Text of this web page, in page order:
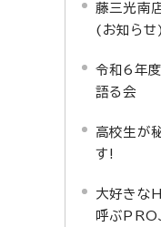
藤三光南
(お知らせ)
令和6年
語る会
高校生が
す!
大好きな
呼ぶ